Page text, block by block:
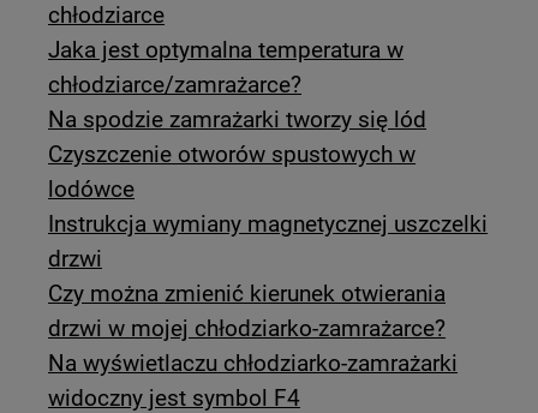
chłodziarce
Jaka jest optymalna temperatura w
chłodziarce/zamrażarce?
Na spodzie zamrażarki tworzy się lód
Czyszczenie otworów spustowych w
lodówce
Instrukcja wymiany magnetycznej uszczelki
drzwi
Czy można zmienić kierunek otwierania
drzwi w mojej chłodziarko-zamrażarce?
Na wyświetlaczu chłodziarko-zamrażarki
widoczny jest symbol F4